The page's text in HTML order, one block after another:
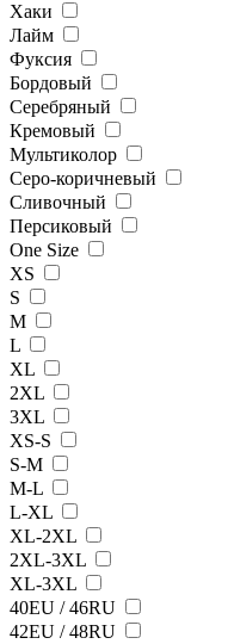
Хаки
Лайм
Фуксия
Бордовый
Серебряный
Кремовый
Мультиколор
Серо-коричневый
Сливочный
Персиковый
One Size
XS
S
M
L
XL
2XL
3XL
XS-S
S-M
M-L
L-XL
XL-2XL
2XL-3XL
XL-3XL
40EU / 46RU
42EU / 48RU